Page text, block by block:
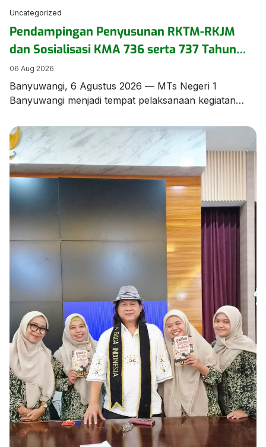
Uncategorized
Pendampingan Penyusunan RKTM-RKJM
dan Sosialisasi KMA 736 serta 737 Tahun
2026 Digelar di MTs Negeri 1 Banyuwangi
06 Aug 2026
Banyuwangi, 6 Agustus 2026 — MTs Negeri 1
Banyuwangi menjadi tempat pelaksanaan kegiatan
Madrasah (RKTM) dan Rencana Kerja Jangka
Menengah (RKJM) serta Sosialisasi KMA Nomor 736
dan 737 Tahun 2026, pada Kamis (06/08/2026).
Kegiatan yang dimulai pukul 08.00 WIB hingga selesai
ini menghadirkan Pengawas Madrasah Kantor
Kementerian Agama Kabupaten Banyuwangi, […]